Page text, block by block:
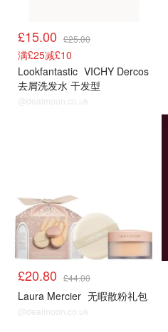
£15.00 £25.00
满£25减£10
Lookfantastic VICHY Dercos
去屑洗发水 干发型
@dealmoon.co.uk
£20.80 £44.00
Laura Mercier 无暇散粉礼包
@dealmoon.co.uk